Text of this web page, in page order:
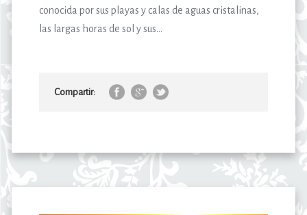
conocida por sus playas y calas de aguas cristalinas,
las largas horas de sol y sus...
Compartir: